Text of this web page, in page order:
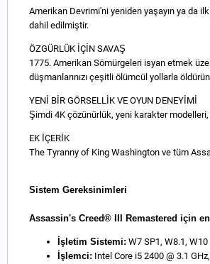
Amerikan Devrimi'ni yeniden yaşayın ya da
dahil edilmiştir.
ÖZGÜRLÜK İÇİN SAVAŞ
1775. Amerikan Sömürgeleri isyan etmek
düşmanlarınızı çeşitli ölümcül yollarla
YENİ BİR GÖRSELLİK VE OYUN DENEYİMİ
Şimdi 4K çözünürlük, yeni karakter
EK İÇERİK
The Tyranny of King Washington ve tüm
Sistem Gereksinimleri
Assassin's Creed® III Remastered için
İşletim Sistemi: W7 SP1, W8.1,
İşlemci: Intel Core i5 2400 @ 3.1